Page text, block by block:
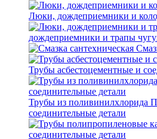
Люки, дождеприемники и
дождеприемники и трапы
Трубы асбестоцементные и
Трубы из
соединительные детали